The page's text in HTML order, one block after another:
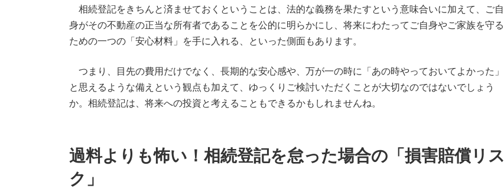
相続登記をきちんと済ませておくということは、法的な義務を果たすという意味合いに加えて、ご自
身がその不動産の正当な所有者であることを公的に明らかにし、将来にわたってご自身やご家族を守る
ための一つの「安心材料」を手に入れる、といった側面もあります。
つまり、目先の費用だけでなく、長期的な安心感や、万が一の時に「あの時やっておいてよかった」
と思えるような備えという観点も加えて、ゆっくりご検討いただくことが大切なのではないでしょう
か。相続登記は、将来への投資と考えることもできるかもしれませんね。
過料よりも怖い！相続登記を怠った場合の「損害賠償リス
ク」